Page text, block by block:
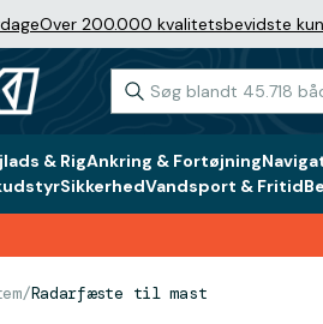
Over 200.000 kvalitetsbevidste
& RigAnkring & Fortøjning
SikkerhedVandsport & Fritid
/Radarfæste til mast